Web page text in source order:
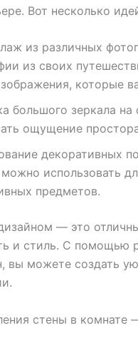
Вот несколько
из различных
из своих
которые
большого зеркала
ощущение
декоративных
использовать
предметов.
— это
и стиль. С помощью
вы можете создать
стены в комнате